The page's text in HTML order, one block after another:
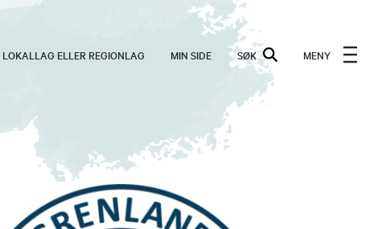
ELLER REGIONLAG MIN SIDE SØK MENY